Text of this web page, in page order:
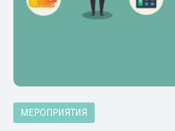
МЕРОПРИЯТИЯ